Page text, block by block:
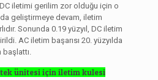
iletimi gerilim zor olduğu için o
geliştirmeye devam, iletim
Sonunda 0.19 yüzyıl, DC iletim
AC iletim başarısı 20. yüzyılda
ünitesi için iletim kulesi